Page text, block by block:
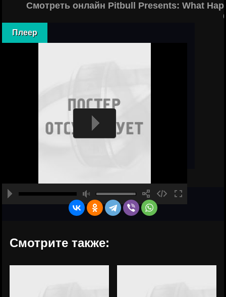
Смотреть онлайн Pitbull Presents: What
Плеер
Смотрите также: